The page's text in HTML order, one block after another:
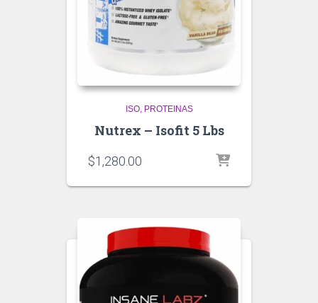
ISO PROTEINAS
Nutrex – Isofit 5 Lbs
$1,280.00